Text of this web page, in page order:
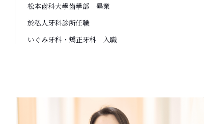
松本齒科大學齒學部 畢業
於私人牙科診所任職
いぐみ牙科・矯正牙科 入職